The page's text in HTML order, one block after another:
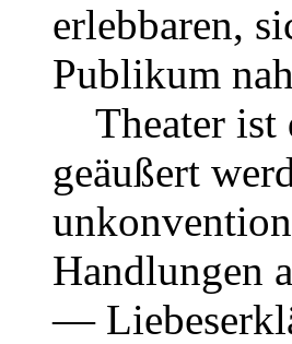
erlebbaren,
Publikum
Theater ist
geäußert
Handlungen
—